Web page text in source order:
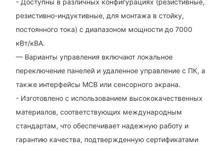
- Доступны в различных конфигурациях (резистивные,
резистивно-индуктивные, для монтажа в стойку,
постоянного тока) с диапазоном мощности до 7000
кВт/кВА.
— Варианты управления включают локальное
переключение панелей и удаленное управление с ПК, а
также интерфейсы MCB или сенсорного экрана.
- Изготовлено с использованием высококачественных
материалов, соответствующих международным
стандартам, что обеспечивает надежную работу и
гарантию качества, подтвержденную сертификатами